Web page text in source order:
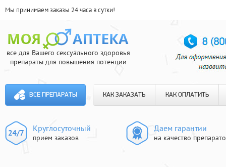
Мы принимаем заказы 24 часа в сутки!
все для Вашего сексуального здоровья
препараты для повышения потенции
ВСЕ ПРЕПАРАТЫ КАК ЗАКАЗАТЬ КАК ОПЛАТИТЬ
Круглосуточный
прием заказов
Даем гарантии
на качество